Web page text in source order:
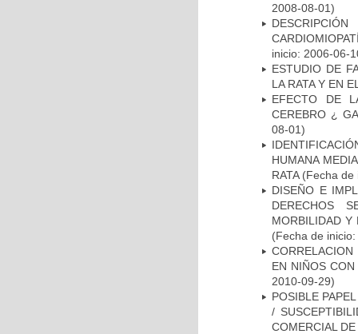
2008-08-01)
inicio: 2006-06-
ESTUDIO DE
LA RATA Y EN
EFECTO DE
CEREBRO ¿
08-01)
HUMANA
RATA(Fecha de
DISEÑO E
DERECHOS
MORBILIDAD Y
(Fecha de
EN NIÑOS
2010-09-29)
POSIBLE
/
COMERCIAL